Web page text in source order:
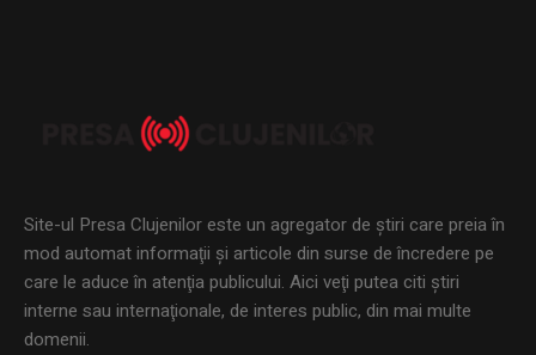
Site-ul Presa Clujenilor este un agregator de ştiri care preia în
mod automat informaţii şi articole din surse de încredere pe
care le aduce în atenţia publicului. Aici veţi putea citi ştiri
interne sau internaţionale, de interes public, din mai multe
domenii.